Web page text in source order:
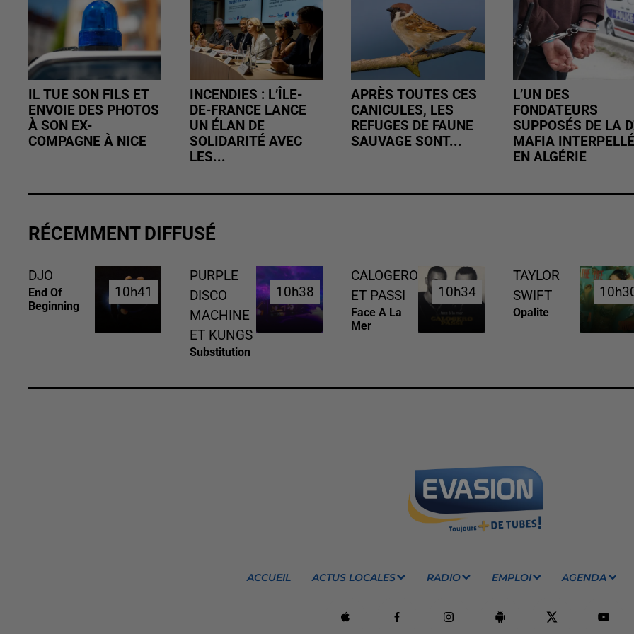
IL TUE SON FILS ET
ENVOIE DES PHOTOS
À SON EX-
COMPAGNE À NICE
INCENDIES : L’ÎLE-
DE-FRANCE LANCE
UN ÉLAN DE
SOLIDARITÉ AVEC
LES...
APRÈS TOUTES CES
CANICULES, LES
REFUGES DE FAUNE
SAUVAGE SONT...
L’UN DES
FONDATEURS
SUPPOSÉS DE LA
MAFIA INTERPELLÉ
EN ALGÉRIE
RÉCEMMENT DIFFUSÉ
DJO
End Of
Beginning
10h41
10h41
PURPLE
DISCO
MACHINE
ET KUNGS
Substitution
10h38
10h38
CALOGERO
ET PASSI
Face A La
Mer
10h34
10h34
TAYLOR
SWIFT
Opalite
ACCUEIL ACTUS LOCALES RADIO EMPLOI AGENDA